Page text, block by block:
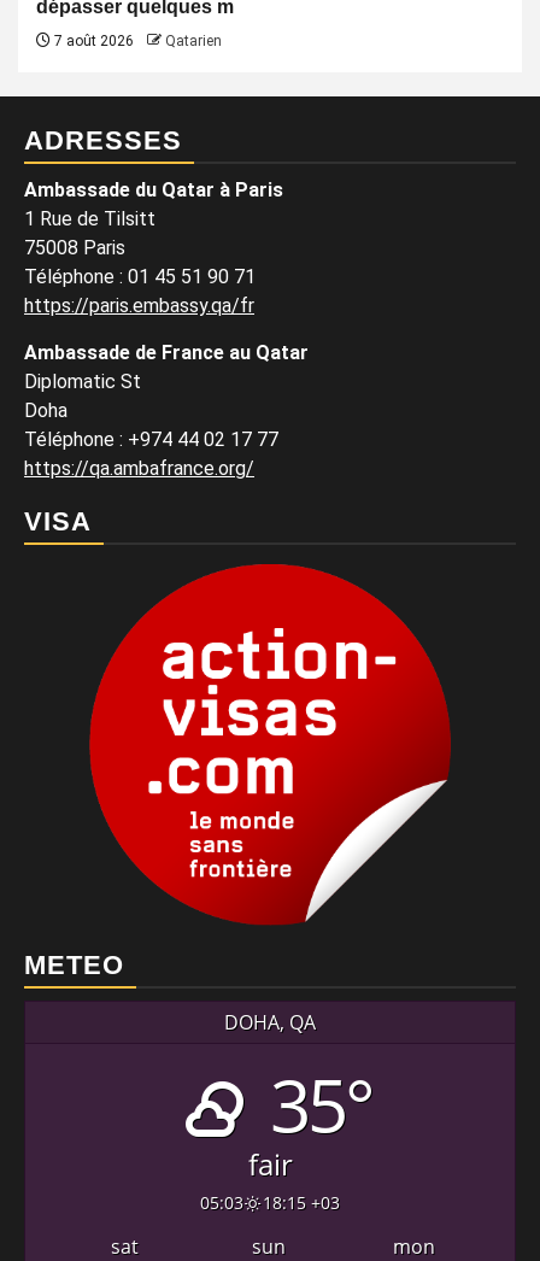
dépasser quelques m
7 août 2026 Qatarien
ADRESSES
Ambassade du Qatar à Paris
1 Rue de Tilsitt
75008 Paris
Téléphone : 01 45 51 90 71
https://paris.embassy.qa/fr
Ambassade de France au Qatar
Diplomatic St
Doha
Téléphone : +974 44 02 17 77
https://qa.ambafrance.org/
VISA
METEO
DOHA, QA
35°
fair
05:03 18:15 +03
sat sun mon